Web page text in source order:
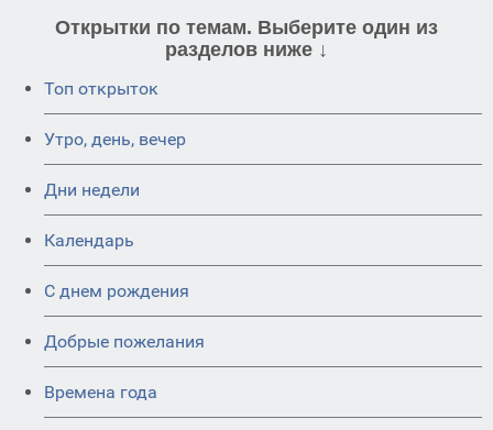
Открытки по темам. Выберите один из
разделов ниже ↓
Топ открыток
Утро, день, вечер
Дни недели
Календарь
C днем рождения
Добрые пожелания
Времена года